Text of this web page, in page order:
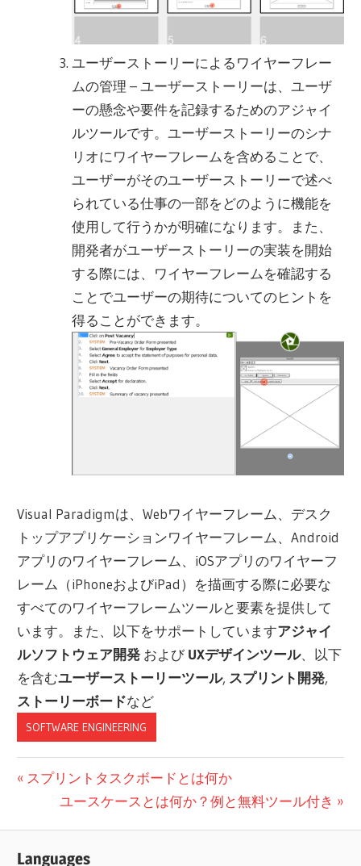
ユーザーストーリーによるワイヤーフレー
ムの管理 – ユーザーストーリーは、ユーザ
ーの懸念や要件を記録するためのアジャイ
ルツールです。ユーザーストーリーのシナ
リオにワイヤーフレームを含めることで、
ユーザーがそのユーザーストーリーで述べ
られている仕事の一部をどのように機能を
使用して行うかが明確になります。また、
開発者がユーザーストーリーの実装を開始
する際には、ワイヤーフレームを確認する
ことでユーザーの期待についてのヒントを
得ることができます。
Visual Paradigmは、Webワイヤーフレーム、デスク
トップアプリケーションワイヤーフレーム、Android
アプリのワイヤーフレーム、iOSアプリのワイヤーフ
レーム（iPhoneおよびiPad）を描画する際に必要な
すべてのワイヤーフレームツールと要素を提供して
います。また、以下をサポートしていますアジャイ
ルソフトウェア開発 および UXデザインツール、以下
を含むユーザーストーリーツール, スプリント開発,
ストーリーボードなど
SOFTWARE ENGINEERING
投
前
スプリントタスクボードとは何か
次
ユースケースとは何か？例と無料ツール付き
Languages